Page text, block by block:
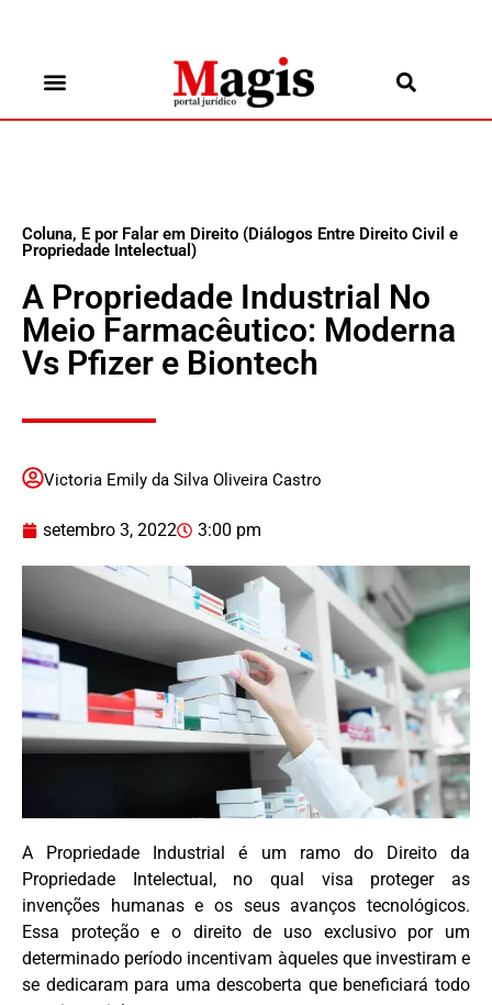
Coluna, E por Falar em Direito (Diálogos Entre Direito Civil e
Propriedade Intelectual)
A Propriedade Industrial No
Meio Farmacêutico: Moderna
Vs Pfizer e Biontech
Victoria Emily da Silva Oliveira Castro
setembro 3, 2022 3:00 pm
A Propriedade Industrial é um ramo do Direito da
Propriedade Intelectual, no qual visa proteger as
invenções humanas e os seus avanços tecnológicos.
Essa proteção e o direito de uso exclusivo por um
determinado período incentivam àqueles que investiram e
se dedicaram para uma descoberta que beneficiará todo